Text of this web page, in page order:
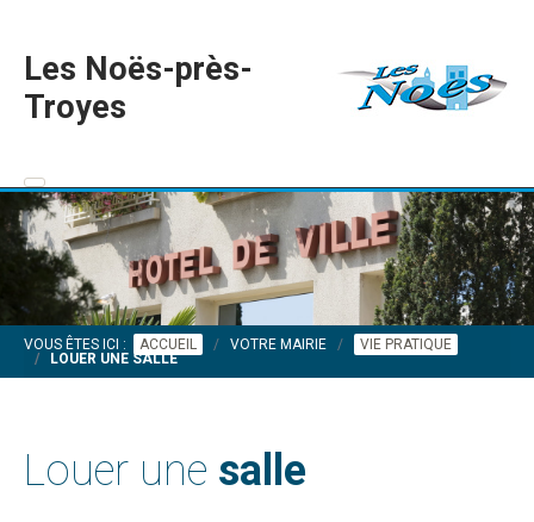
Les Noës-près-
Troyes
VOUS ÊTES ICI : ACCUEIL VOTRE MAIRIE
VIE PRATIQUE
LOUER UNE SALLE
Louer une salle